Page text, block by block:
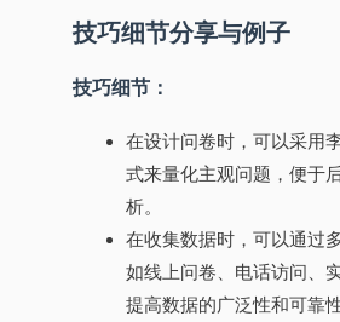
技巧细节分享与例子
技巧细节：
在设计问卷时，可以采用
式来量化主观问题，便于
析。
在收集数据时，可以通过
如线上问卷、电话访问、
提高数据的广泛性和可靠性